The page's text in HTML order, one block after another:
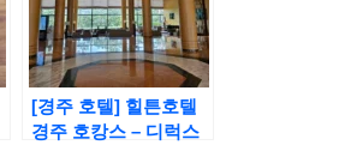
[경주 호텔] 힐튼호텔
경주 호캉스 – 디럭스